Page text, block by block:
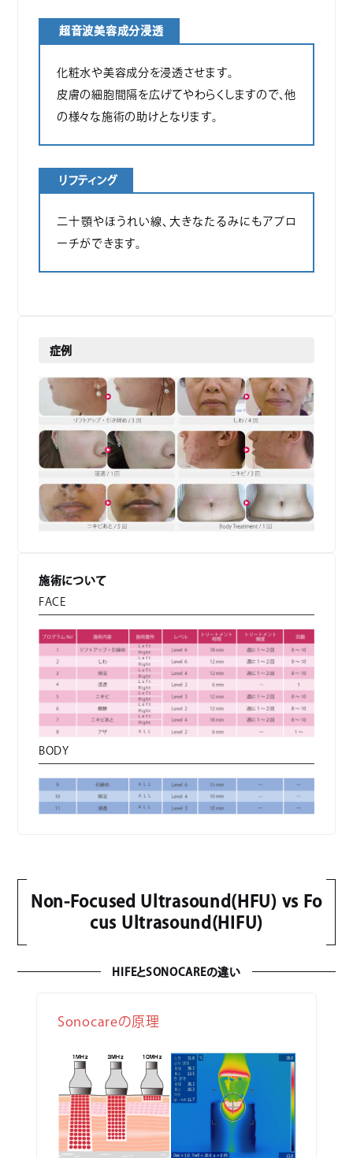
超音波美容成分浸透
化粧水や美容成分を浸透させます。
皮膚の細胞間隔を広げてやわらくしますので、他
の様々な施術の助けとなります。
リフティング
二十顎やほうれい線、大きなたるみにもアプロ
ーチができます。
症例
施術について
FACE
BODY
Non-Focused Ultrasound(HFU) vs Fo
cus Ultrasound(HIFU)
HIFEとSONOCAREの違い
Sonocareの原理